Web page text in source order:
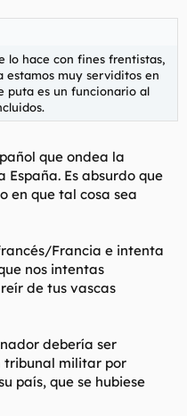
lo hace con fines frentistas,
estamos muy serviditos en
puta es un funcionario al
que ondea la
Es absurdo que
en que tal cosa sea
Francia e intenta
nos intentas
de tus vascas
debería ser
tribunal militar por
país, que se hubiese